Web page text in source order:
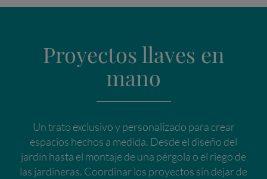
Proyectos llaves en
mano
Un trato exclusivo y personalizado para crear
espacios hechos a medida. Desde el diseño del
jardín hasta el montaje de una pérgola o el riego de
las jardineras. Coordinar los proyectos sin dejar de